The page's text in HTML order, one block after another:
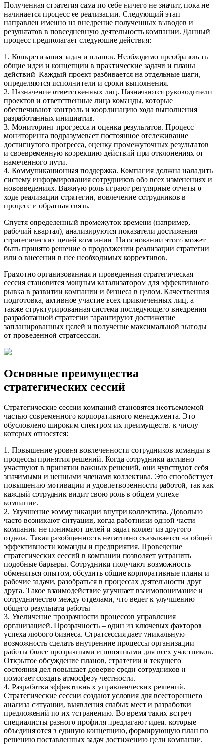
Полученная стратегия сама по себе ничего не значит, пока не
начинается процесс ее реализации. Следующий этап
направлен именно на внедрение полученных выводов и
результатов в повседневную деятельность компании. Данный
процесс предполагает следующие действия:
1. Конкретизация задач и планов. Необходимо преобразовать
общие идеи и концепции в практические задачи и планы
действий. Каждый проект разбивается на отдельные шаги,
определяются исполнители и сроки выполнения.
2. Назначение ответственных лиц. Назначаются руководители
проектов и ответственные лица команды, которые
обеспечивают контроль и координацию хода выполнения
разработанных инициатив.
3. Мониторинг прогресса и оценка результатов. Процесс
мониторинга подразумевает постоянное отслеживание
достигнутого прогресса, оценку промежуточных результатов
и своевременную коррекцию действий при отклонениях от
намеченного пути.
4. Коммуникационная поддержка. Компания должна наладить
систему информирования сотрудников обо всех изменениях и
нововведениях. Важную роль играют регулярные отчеты о
ходе реализации стратегии, вовлечение сотрудников в
процесс и обратная связь.
Спустя определенный промежуток времени (например,
рабочий квартал), анализируются показатели достижения
стратегических целей компании. На основании этого может
быть принято решение о продолжении реализации стратегии
или о внесении в нее необходимых коррективов.
Грамотно организованная и проведенная стратегическая
сессия становится мощным катализатором для эффективного
рывка в развитии компании и бизнеса в целом. Качественная
подготовка, активное участие всех привлеченных лиц, а
также структурированная система последующего внедрения
разработанной стратегии гарантируют достижение
запланированных целей и получение максимальной выгоды
от проведенной стратсессии.
Основные преимущества
стратегических сессий
Стратегические сессии компаний становятся неотъемлемой
частью современного корпоративного менеджмента. Это
обусловлено широким спектром их преимуществ, к числу
которых относятся:
1. Повышение уровня вовлеченности сотрудников команды в
процессы принятия решений. Когда сотрудники активно
участвуют в принятии важных решений, они чувствуют себя
значимыми и ценными членами коллектива. Это способствует
повышению мотивации и удовлетворенности работой, так как
каждый сотрудник видит свою роль в общем успехе
компании.
2. Улучшение коммуникации внутри коллектива. Довольно
часто возникают ситуации, когда работники одной части
компании не понимают целей и задач коллег из другого
отдела. Такая разобщенность негативно сказывается на общей
эффективности команды и предприятия. Проведение
стратегических сессий в компании позволяет устранить
подобные барьеры. Сотрудники получают возможность
обменяться опытом, обсудить общие корпоративные планы и
рабочие задачи, разобраться в процессах деятельности друг
друга. Такое взаимодействие улучшает взаимопонимание и
сотрудничество между отделами, что ведет к улучшению
общего результата работы.
3. Увеличение прозрачности процессов управления
организацией. Прозрачность – один из ключевых факторов
успеха любого бизнеса. Стратсессия дает уникальную
возможность сделать внутренние процессы организации
работы более прозрачными и понятными для всех участников.
Открытое обсуждение планов, стратегии и текущего
состояния дел повышает доверие среди сотрудников и
помогает создать атмосферу честности.
4. Разработка эффективных управленческих решений.
Стратегические сессии создают условия для всестороннего
анализа ситуации, выявления слабых мест и разработки
предложений по их устранению. Во время таких встреч
специалисты разного профиля предлагают идеи, которые
объединяются в единую концепцию, формирующую план по
решению поставленных задач достижению цели компании.